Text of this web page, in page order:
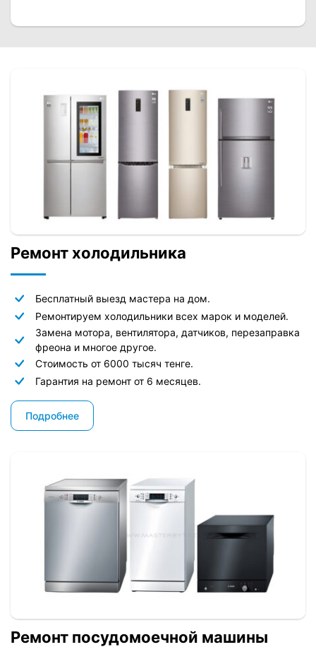
Ремонт холодильника
Бесплатный выезд мастера на дом.
Ремонтируем холодильники всех марок и моделей.
Замена мотора, вентилятора, датчиков, перезаправка
фреона и многое другое.
Стоимость от 6000 тысяч тенге.
Гарантия на ремонт от 6 месяцев.
Подробнее
Ремонт посудомоечной машины